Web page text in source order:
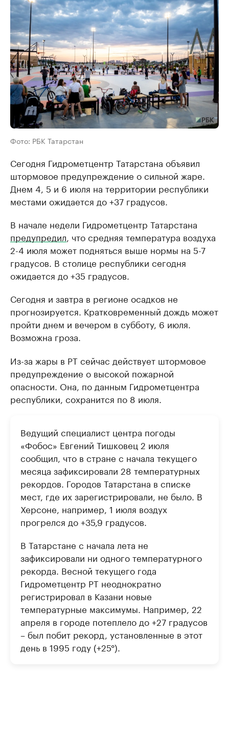
Фото: РБК Татарстан
Сегодня Гидрометцентр Татарстана объявил
штормовое предупреждение о сильной жаре.
Днем 4, 5 и 6 июля на территории республики
местами ожидается до +37 градусов.
В начале недели Гидрометцентр Татарстана
предупредил , что средняя температура воздуха
2-4 июля может подняться выше нормы на 5-7
градусов. В столице республики сегодня
ожидается до +35 градусов.
Сегодня и завтра в регионе осадков не
прогнозируется. Кратковременный дождь может
пройти днем и вечером в субботу, 6 июля.
Возможна гроза.
Из-за жары в РТ сейчас действует штормовое
предупреждение о высокой пожарной
опасности. Она, по данным Гидрометцентра
республики, сохранится по 8 июля.
Ведущий специалист центра погоды
«Фобос» Евгений Тишковец 2 июля
сообщил, что в стране с начала текущего
месяца зафиксировали 28 температурных
рекордов. Городов Татарстана в списке
мест, где их зарегистрировали, не было. В
Херсоне, например, 1 июля воздух
прогрелся до +35,9 градусов.
В Татарстане с начала лета не
зафиксировали ни одного температурного
рекорда. Весной текущего года
Гидрометцентр РТ неоднократно
регистрировал в Казани новые
температурные максимумы. Например, 22
апреля в городе потеплело до +27 градусов
– был побит рекорд, установленные в этот
день в 1995 году (+25°).